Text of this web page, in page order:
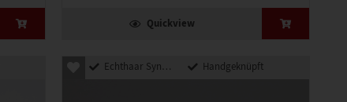
Quickview
Echthaar Synthetik Mix Handgeknüpft